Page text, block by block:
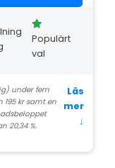
Populärt
val
under fem
kr samt en
20,34 %.
Läs
mer
↓